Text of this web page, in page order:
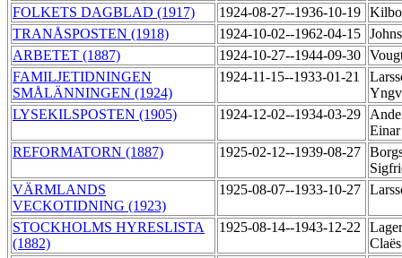
FOLKETS DAGBLAD (1917)
1924-08-27--1936-10-19
TRANÅSPOSTEN (1918)
1924-10-02--1962-04-15
ARBETET (1887)
1924-10-27--1944-09-30
FAMILJETIDNINGEN
SMÅLÄNNINGEN (1924)
1924-11-15--1933-01-21
LYSEKILSPOSTEN (1905)
1924-12-02--1934-03-29
REFORMATORN (1887)
1925-02-12--1939-08-27
VÄRMLANDS
VECKOTIDNING (1923)
1925-08-07--1933-10-27
STOCKHOLMS HYRESLISTA
(1882)
1925-08-14--1943-12-22